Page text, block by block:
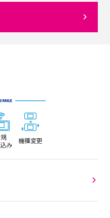
み
機種変更